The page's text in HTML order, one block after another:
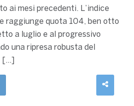
ai mesi precedenti. L’indice
raggiunge quota 104, ben otto
a luglio e al progressivo
una ripresa robusta del
[…]